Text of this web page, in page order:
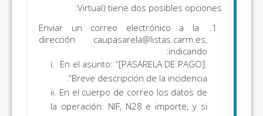
Virtual) tiene dos posibles opciones:
Enviar un correo electrónico a la
dirección caupasarela@listas.carm.es,
indicando:
i. En el asunto: “[PASARELA DE PAGO].
Breve descripción de la incidencia”.
ii. En el cuerpo de correo los datos de
la operación: NIF, N28 e importe, y si